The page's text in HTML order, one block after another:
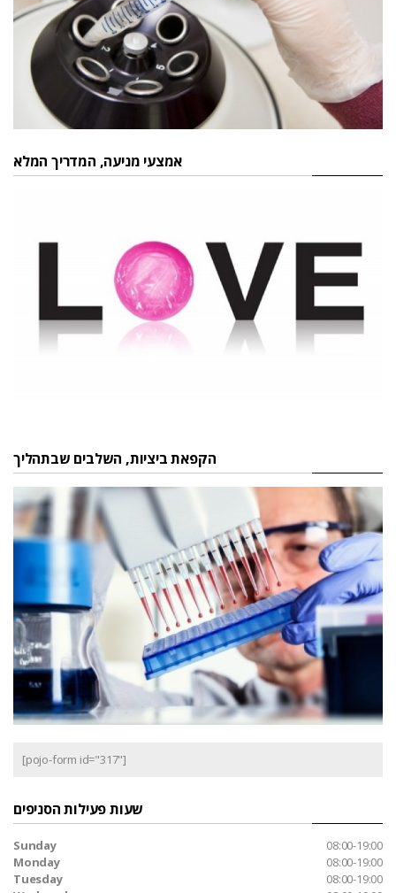
אמצעי מניעה, המדריך המלא
הקפאת ביציות, השלבים שבתהליך
[pojo-form id="317"]
שעות פעילות הסניפים
Sunday
08:00-19:00
Monday
08:00-19:00
Tuesday
08:00-19:00